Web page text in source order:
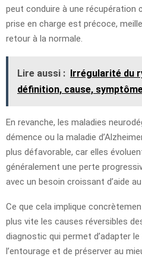
peut conduire à une récupération
prise en charge est précoce,
retour à la normale.
Lire aussi : Irrégularité du
définition, cause,
En revanche, les maladies
démence ou la maladie
plus défavorable, car elles
généralement une perte
avec un besoin croissant d’aide
Ce que cela implique
plus vite les causes réversibles
diagnostic qui permet d’adapter
l’entourage et de préserver au